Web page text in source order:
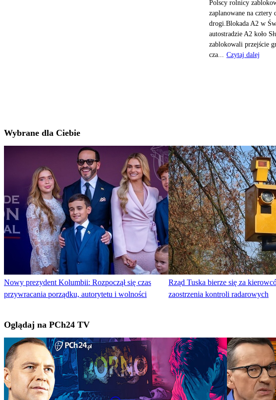
Polscy rolnicy
zaplanowane na
drogi.Blokada A2 w
autostradzie A2 koło
zablokowali przejście
cza...
Czytaj dalej
Wybrane dla Ciebie
Nowy prezydent Kolumbii: Rozpoczął się czas
przywracania porządku, autorytetu i wolności
Rząd Tuska bierze się za
zaostrzenia kontroli radarowych
Oglądaj na PCh24 TV